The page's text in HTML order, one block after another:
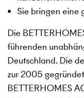
Sie bringen eine
Die
führenden
Deutschland. Die
zur 2005
BETTERHOMES